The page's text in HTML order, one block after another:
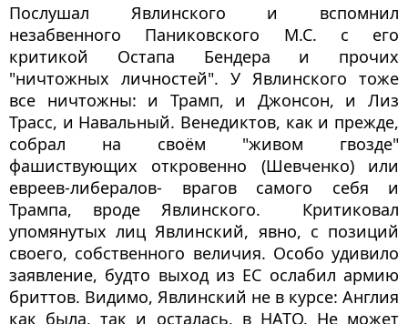
Послушал Явлинского и вспомнил
незабвенного Паниковского М.С. с его
критикой Остапа Бендера и прочих
"ничтожных личностей". У Явлинского тоже
все ничтожны: и Трамп, и Джонсон, и Лиз
Трасс, и Навальный. Венедиктов, как и прежде,
собрал на своём "живом гвозде"
фашиствующих откровенно (Шевченко) или
евреев-либералов- врагов самого себя и
Трампа, вроде Явлинского.  Критиковал
упомянутых лиц Явлинский, явно, с позиций
своего, собственного величия. Особо удивило
заявление, будто выход из ЕС ослабил армию
бриттов. Видимо, Явлинский не в курсе: Англия
как была, так и осталась, в НАТО. Не может